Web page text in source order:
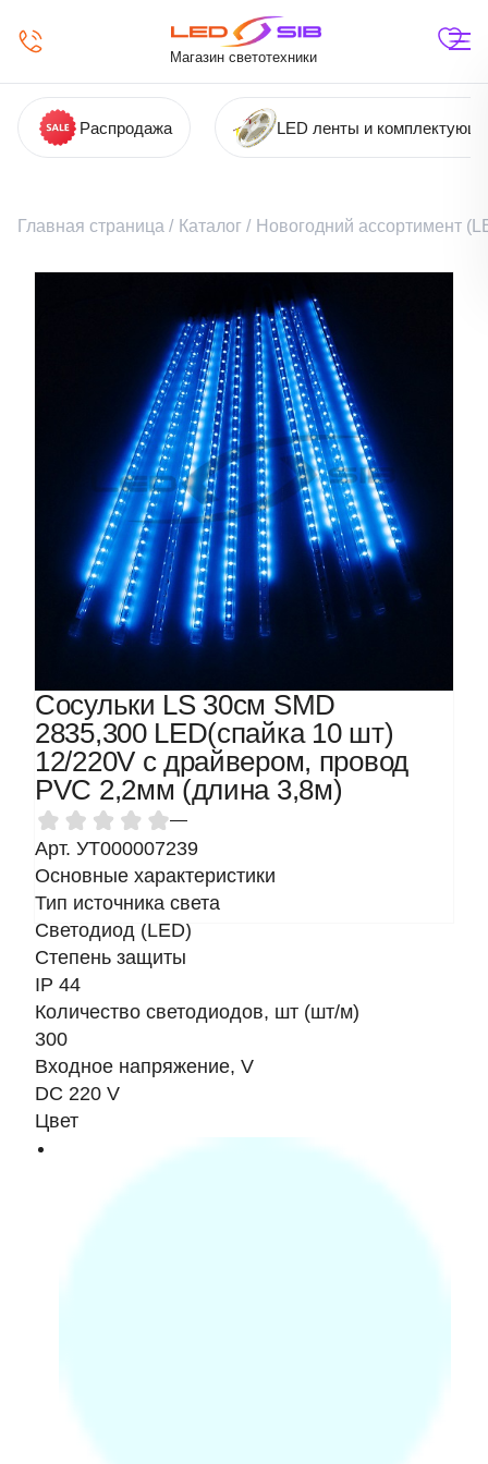
Магазин светотехники
Распродажа LED ленты и
Главная страница / Каталог / Новогодний ассортимент
Сосульки LS 30см SMD
2835,300 LED(спайка 10 шт)
12/220V с драйвером, провод
PVC 2,2мм (длина 3,8м)
—
Арт. УТ000007239
Основные характеристики
Тип источника света
Светодиод (LED)
Степень защиты
IP 44
Количество светодиодов, шт (шт/м)
300
Входное напряжение, V
DC 220 V
Цвет